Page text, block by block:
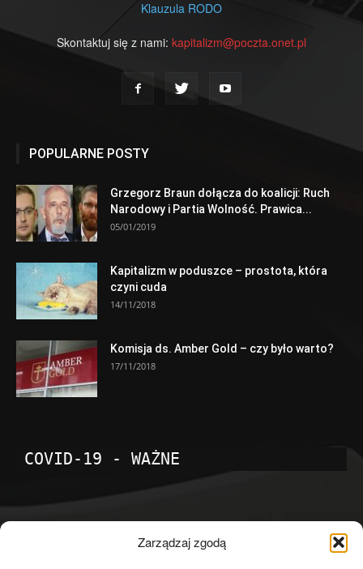
Zarządzaj zgodą
Klauzula RODO
Skontaktuj się z nami: kapitalizm@poczta.onet.pl
POPULARNE POSTY
Grzegorz Braun dołącza do koalicji: Ruch
Narodowy i Partia Wolność. Prawica...
05/01/2019
Kapitalizm w poduszce – prostota, która
czyni cuda
14/11/2018
Komisja ds. Amber Gold – czy było warto?
17/11/2018
COVID-19 - WAŻNE